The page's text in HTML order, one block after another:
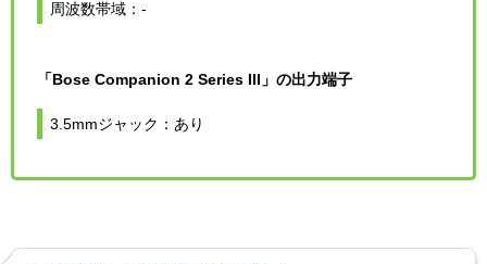
周波数帯域：-
「Bose Companion 2 Series III」の出力端子
3.5mmジャック：あり